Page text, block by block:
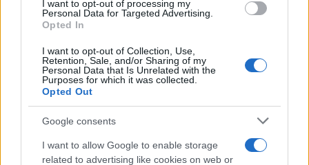
I want to opt-out of processing my
Personal Data for Targeted Advertising.
Opted In
I want to opt-out of Collection, Use,
Retention, Sale, and/or Sharing of my
Personal Data that Is Unrelated with the
Purposes for which it was collected.
Opted Out
Google consents
I want to allow Google to enable storage
related to advertising like cookies on web or
nuovo le elezioni
Naturalmente, prima di emettere sentenze,
serviranno chiarimenti. Il Comune dovrà spiegare
se davvero si tratti di vernice, che prodotto sia
stato impiegato, se sia compatibile con un
intervento di rinaturalizzazione e se questa pratica
fosse prevista nel progetto. Perché una cosa è